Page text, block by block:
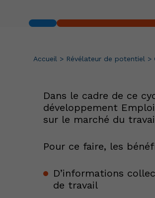
Accueil > Révélateur de potentiel >
Dans le cadre de ce
développement
sur le marché du
Pour ce faire, les
D’informations
de travail